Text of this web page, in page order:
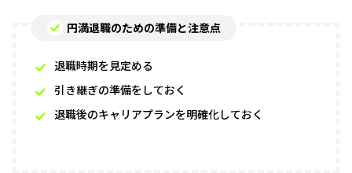
円満退職のための準備と注意点
退職時期を見定める
引き継ぎの準備をしておく
退職後のキャリアプランを明確化しておく